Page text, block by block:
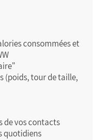
consommées et
(poids, tour de taille,
de vos contacts
quotidiens